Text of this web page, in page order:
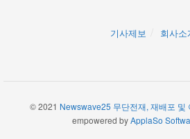
기사제보 회사소
© 2021 Newswave25 무단전재, 재배포 및
empowered byApplaSo